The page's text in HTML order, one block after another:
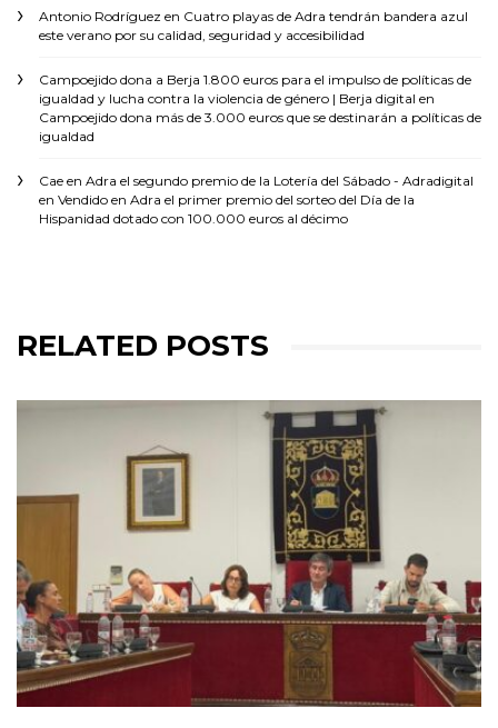
Antonio Rodríguez en Cuatro playas de Adra tendrán bandera azul
este verano por su calidad, seguridad y accesibilidad
Campoejido dona a Berja 1.800 euros para el impulso de políticas de
igualdad y lucha contra la violencia de género | Berja digital en
Campoejido dona más de 3.000 euros que se destinarán a políticas de
igualdad
Cae en Adra el segundo premio de la Lotería del Sábado - Adradigital
en Vendido en Adra el primer premio del sorteo del Día de la
Hispanidad dotado con 100.000 euros al décimo
RELATED POSTS